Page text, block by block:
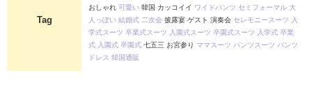
Tag
おしゃれ 可愛い 韓国 カッコイイ ワイドパンツ セミフォーマル 大
人っぽい 結婚式 二次会 披露宴 ゲスト 演奏会 セレモニースーツ
入
学式スーツ 卒業式スーツ 入園式スーツ 卒園式スーツ 入学式 卒業
式
入園式 卒園式 七五三 お宮参り ママスーツ パンツスーツ パンツ
ドレス 韓国通販